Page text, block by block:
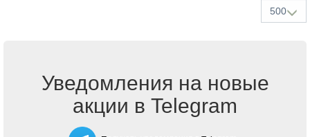
500
Уведомления на новые
акции в Telegram